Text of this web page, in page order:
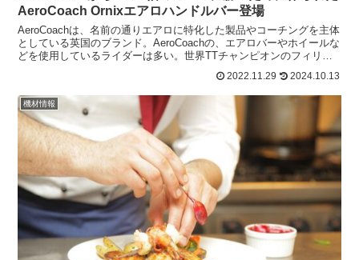
AeroCoach Ornixエアロハンドルバー登場
AeroCoachは、名前の通りエアロに特化した製品やコーチングを主体
としている英国のブランド。AeroCoachの、エアロバーやホイールな
どを使用しているライダーは多い。世界TTチャンピオンのフィリッ
ポ・ガンナや、マチュー・ファンデルプー...
2022.11.29 2024.10.13
機材情報